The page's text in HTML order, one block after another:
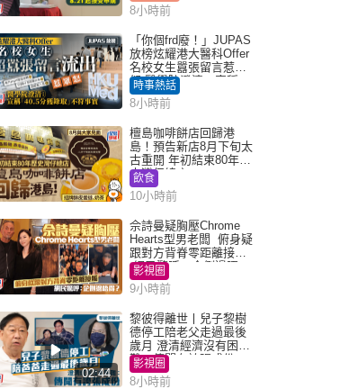
8小時前
「你個frd廢！」JUPAS
放榜炫耀港大醫科Offer
名校女生囂張留言惹眾
怒 醫學院澄清：宣稱
「40.5分獲錄取」不符事
實｜Juicy叮
時事熱話
8小時前
檀島咖啡餅店回歸港
島！預告新店8月下旬太
古重開 年初結束80年歷
史灣仔總店
飲食
10小時前
佘詩曼疑胸壓Chrome
Hearts型男老闆 俯身疑
跟對方背脊零距離接觸
網民驚呼：企側邊唔
得？
影視圈
9小時前
02:44
黎彼得離世丨兒子黎樹
德停工陪老父走過最後
歲月 澄清經濟沒有困
難：傳聞有誇張成份
影視圈
8小時前